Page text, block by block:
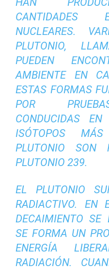
CANTIDADES
NUCLEARES.
PLUTONIO,
PUEDEN
AMBIENTE EN
ESTAS FORMAS
POR
CONDUCIDAS
ISÓTOPOS
PLUTONIO SON
PLUTONIO 239.
EL PLUTONIO
RADIACTIVO. EN
DECAIMIENTO SE
SE FORMA UN
ENERGÍA
RADIACIÓN.